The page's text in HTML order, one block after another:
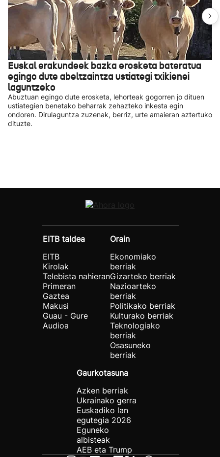
Euskal erakundeek bazka erosketa bateratua
egingo dute abeltzaintza ustiategi txikienei
laguntzeko
Abuztuan egingo dute erosketa, lehorteak gogorren jo dituen
ustiategien benetako beharrak zehazteko inkesta egin
ondoren. Dirulaguntza zuzenak, berriz, urte amaieran aztertuko
dituzte.
EITB taldea
EITB
Kirolak
Telebista nahieran
Primeran
Gaztea
Makusi
Guau - Gure
Audioa
Orain
Ekonomiako
berriak
Gizarteko berriak
Nazioarteko
berriak
Politikako berriak
Kulturako berriak
Teknologiako
berriak
Osasuneko
berriak
Gaurkotasuna
Azken berriak
Ukrainako gerra
Euskadiko lan
egutegia 2026
Eguneko
albisteak
AEB eta Trump